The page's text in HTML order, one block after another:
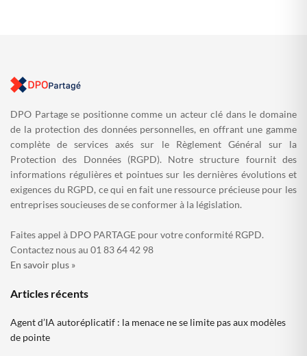
DPO Partage se positionne comme un acteur clé dans le domaine
de la protection des données personnelles, en offrant une gamme
complète de services axés sur le Règlement Général sur la
Protection des Données (RGPD). Notre structure fournit des
informations régulières et pointues sur les dernières évolutions et
exigences du RGPD, ce qui en fait une ressource précieuse pour les
entreprises soucieuses de se conformer à la législation.
Faites appel à DPO PARTAGE pour votre conformité RGPD.
Contactez nous au 01 83 64 42 98
En savoir plus »
Articles récents
Agent d’IA autoréplicatif : la menace ne se limite pas aux modèles
de pointe